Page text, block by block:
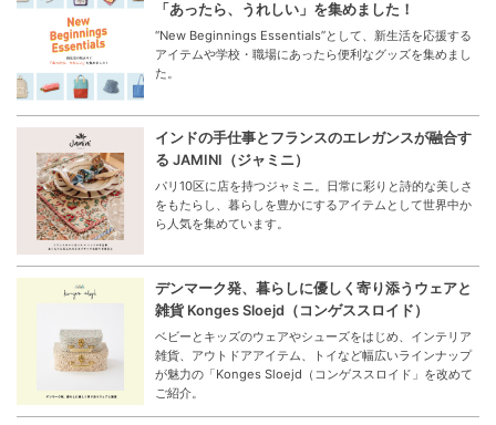
「あったら、うれしい」を集めました！
“New Beginnings Essentials”として、新生活を応援する
アイテムや学校・職場にあったら便利なグッズを集めまし
た。
インドの手仕事とフランスのエレガンスが融合す
る JAMINI（ジャミニ）
パリ10区に店を持つジャミニ。日常に彩りと詩的な美しさ
をもたらし、暮らしを豊かにするアイテムとして世界中か
ら人気を集めています。
デンマーク発、暮らしに優しく寄り添うウェアと
雑貨 Konges Sloejd（コンゲススロイド）
ベビーとキッズのウェアやシューズをはじめ、インテリア
雑貨、アウトドアアイテム、トイなど幅広いラインナップ
が魅力の「Konges Sloejd（コンゲススロイド」を改めて
ご紹介。